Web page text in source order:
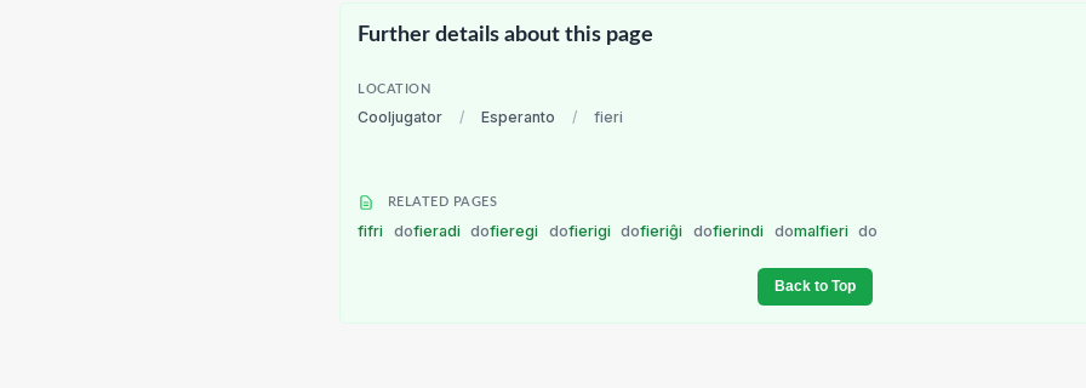
Further details about this page
LOCATION
Cooljugator / Esperanto / fieri
RELATED PAGES
fifri dofieradi dofieregi dofierigi dofieriĝi dofierindi domalfieri do
Back to Top